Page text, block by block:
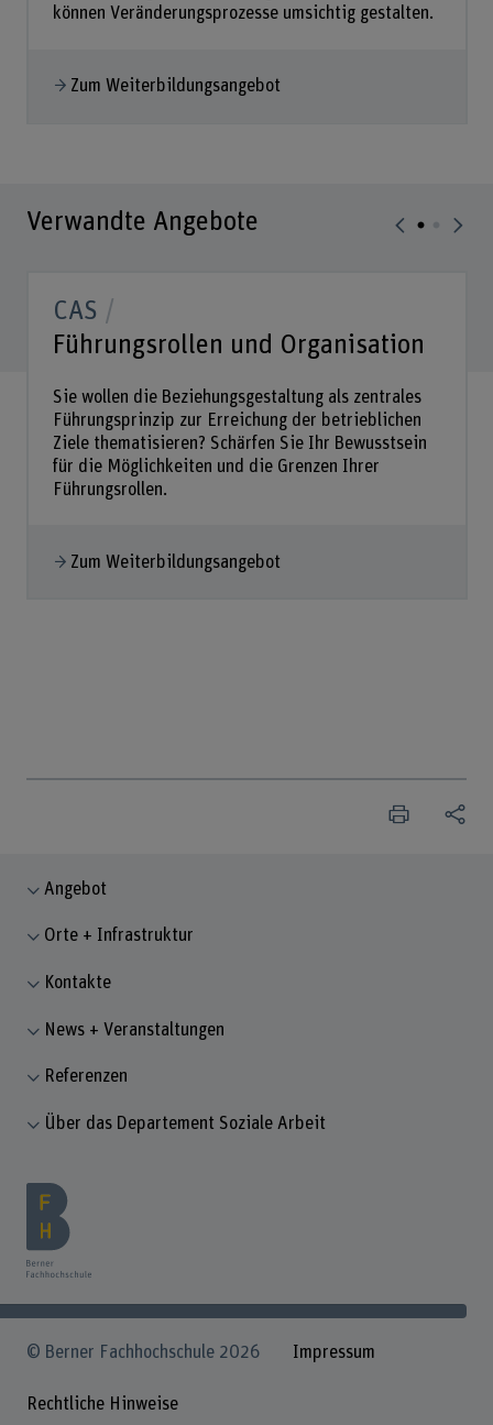
können Veränderungsprozesse umsichtig gestalten.
Zum Weiterbildungsangebot
Verwandte Angebote
CAS
Führungsrollen und Organisation
Sie wollen die Beziehungsgestaltung als zentrales
Führungsprinzip zur Erreichung der betrieblichen
Ziele thematisieren? Schärfen Sie Ihr Bewusstsein
für die Möglichkeiten und die Grenzen Ihrer
Führungsrollen.
Zum Weiterbildungsangebot
Angebot
Orte + Infrastruktur
Kontakte
News + Veranstaltungen
Referenzen
Über das Departement Soziale Arbeit
© Berner Fachhochschule 2026 Impressum
Rechtliche Hinweise